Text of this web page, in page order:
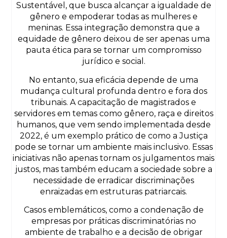
Sustentável, que busca alcançar a igualdade de
gênero e empoderar todas as mulheres e
meninas. Essa integração demonstra que a
equidade de gênero deixou de ser apenas uma
pauta ética para se tornar um compromisso
jurídico e social.
No entanto, sua eficácia depende de uma
mudança cultural profunda dentro e fora dos
tribunais. A capacitação de magistrados e
servidores em temas como gênero, raça e direitos
humanos, que vem sendo implementada desde
2022, é um exemplo prático de como a Justiça
pode se tornar um ambiente mais inclusivo. Essas
iniciativas não apenas tornam os julgamentos mais
justos, mas também educam a sociedade sobre a
necessidade de erradicar discriminações
enraizadas em estruturas patriarcais.
Casos emblemáticos, como a condenação de
empresas por práticas discriminatórias no
ambiente de trabalho e a decisão de obrigar